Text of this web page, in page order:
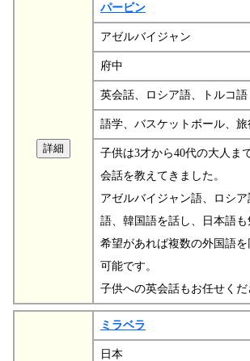
パービン
アゼルバイジャン
府中
英会話、ロシア語、トルコ語
語学、バスケットボール、旅
子供は3才から40代の大人ま
会話を教えてきました。
アゼルバイジャン語、ロシ
語、韓国語を話し、日本語も
希望があれば複数の外国語
可能です。
子供への英会話もお任せくだ
ミラベラ
日本